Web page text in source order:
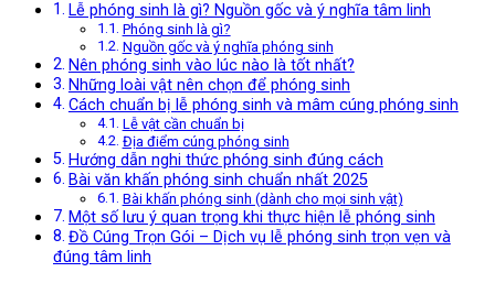
Lễ phóng sinh là gì? Nguồn gốc và ý nghĩa tâm linh
Phóng sinh là gì?
Nguồn gốc và ý nghĩa phóng sinh
Nên phóng sinh vào lúc nào là tốt nhất?
Những loài vật nên chọn để phóng sinh
Cách chuẩn bị lễ phóng sinh và mâm cúng phóng sinh
Lễ vật cần chuẩn bị
Địa điểm cúng phóng sinh
Hướng dẫn nghi thức phóng sinh đúng cách
Bài văn khấn phóng sinh chuẩn nhất 2025
Bài khấn phóng sinh (dành cho mọi sinh vật)
Một số lưu ý quan trọng khi thực hiện lễ phóng sinh
Đồ Cúng Trọn Gói – Dịch vụ lễ phóng sinh trọn vẹn và
đúng tâm linh